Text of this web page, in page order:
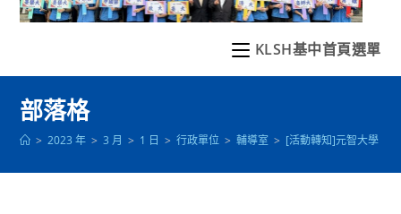
KLSH基中首頁選單
部落格
> 2023 年 > 3 月 > 1 日 > 行政單位 > 輔導室 > [活動轉知]元智大學「